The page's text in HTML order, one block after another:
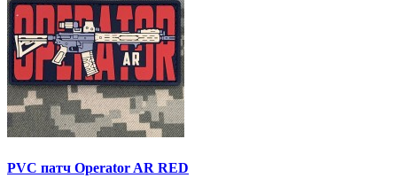
PVC патч Operator AR RED